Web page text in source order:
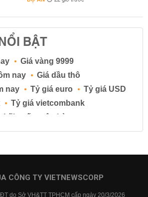
BẬT
Giá vàng 9999
nay
Giá dầu thô
nay
Tỷ giá euro
Tỷ giá USD
Tỷ giá vietcombank
Lãi suất ngân hàng
Lãi suất tiền gửi
BIDV
CÔNG TY VIETNEWSCORP
do Sở VH&TT TPHCM cấp ngày 20/3/2026